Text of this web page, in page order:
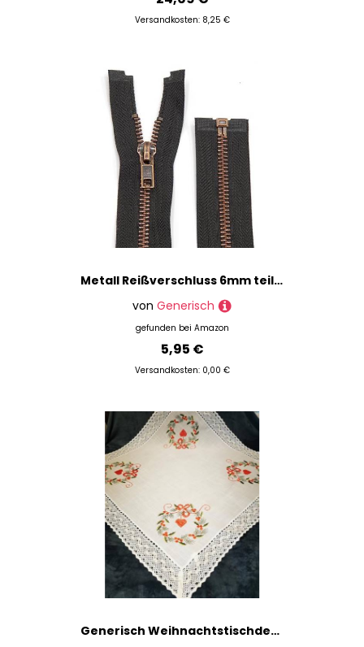
Versandkosten: 8,25 €
Metall Reißverschluss 6mm teilbar für Jacken und Taschen / 60-65-70-75-80-90 cm (176 Schwarz-braun, 80 cm)
von Generisch
gefunden bei Amazon
5,95 €
Versandkosten: 0,00 €
Generisch Weihnachtstischdecke Bestickt mit Spitze 85x85 - Polyester - Herz - Festlich-Romantisch - Mitteltisch